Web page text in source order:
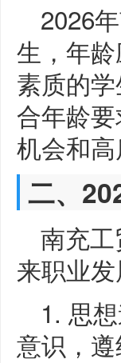
2026
生，年
素质的
合年龄
机会和
二、
南充
来职业
1. 思
意识，遵